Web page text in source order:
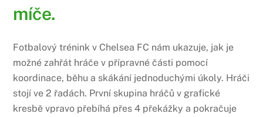
míče.
Fotbalový trénink v Chelsea FC nám ukazuje, jak je
možné zahřát hráče v přípravné části pomocí
koordinace, běhu a skákání jednoduchými úkoly. Hráči
stojí ve 2 řadách. První skupina hráčů v grafické
kresbě vpravo přebíhá přes 4 překážky a pokračuje